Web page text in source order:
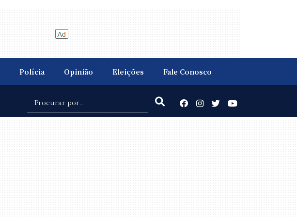
Polícia Opinião Eleições Fale Conosco